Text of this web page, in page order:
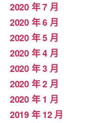
2020 年 7 月
2020 年 6 月
2020 年 5 月
2020 年 4 月
2020 年 3 月
2020 年 2 月
2020 年 1 月
2019 年 12 月